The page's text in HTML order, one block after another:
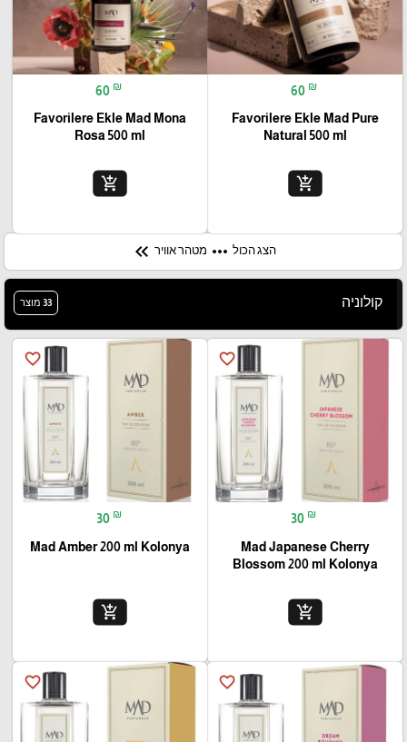
60 ₪
Favorilere Ekle Mad Pure
Natural 500 ml
add_shopping_cart
60 ₪
Favorilere Ekle Mad Mona
Rosa 500 ml
add_shopping_cart
הצג הכול more_horiz מטהר אוויר keyboard_double_arrow_left
קולוניה 33 מוצר
favorite_border
30 ₪
Mad Japanese Cherry
Blossom 200 ml Kolonya
add_shopping_cart
favorite_border
30 ₪
Mad Amber 200 ml Kolonya
add_shopping_cart
favorite_border
favorite_border